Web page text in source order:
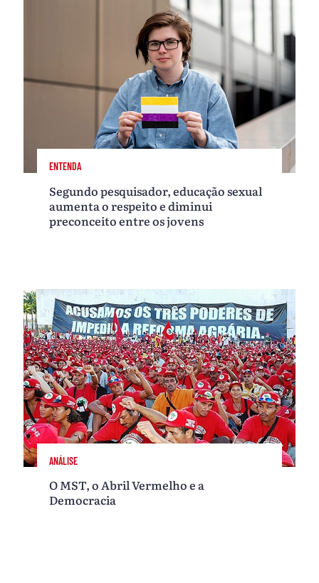
ENTENDA
Segundo pesquisador, educação sexual
aumenta o respeito e diminui
preconceito entre os jovens
ANÁLISE
O MST, o Abril Vermelho e a
Democracia